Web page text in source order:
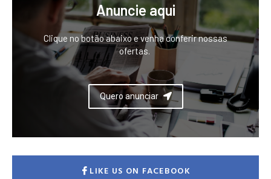
Anuncie aqui
Clique no botão abaixo e venha conferir nossas
ofertas.
Quero anunciar
LIKE US ON FACEBOOK